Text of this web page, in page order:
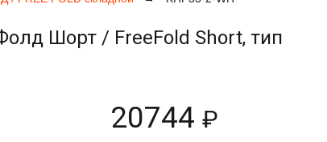
Шорт / FreeFold Short, тип
20744 ₽